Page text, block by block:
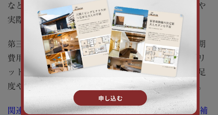
などのクリアすべき基準がありますので、性能表示や
実際の施工事例を見て判断しましょう。
第三者機関の認定を取得できる高品質の住宅は、初期
費用はかかるものの、多くの税制優遇や長期的なメリ
ットが得られますので、長い目で見れば総合的な満足
度やコストパフォーマンスが高い住まいとなります。
関連コラム>>>【2025年版】長期優良住宅に使える補